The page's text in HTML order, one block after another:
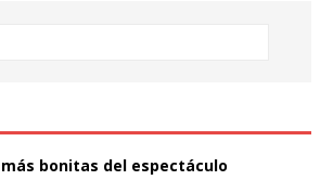
bonitas del espectáculo